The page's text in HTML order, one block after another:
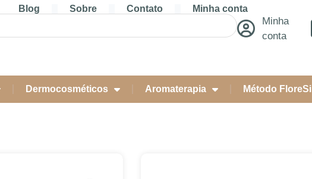
Blog Sobre Contato Minha conta
Minha
conta
Dermocosméticos Aromaterapia Método FloreSi